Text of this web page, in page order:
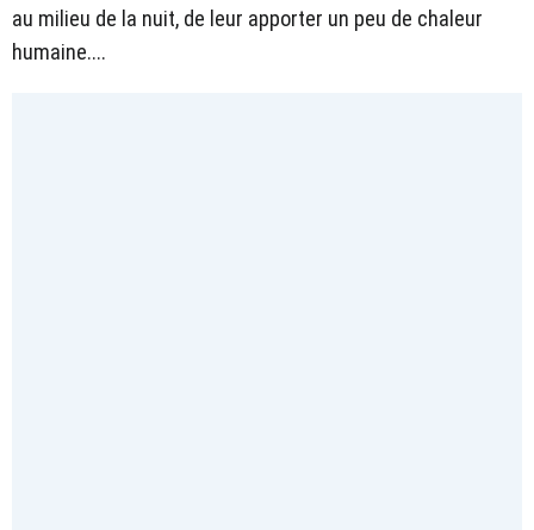
au milieu de la nuit, de leur apporter un peu de chaleur
humaine....